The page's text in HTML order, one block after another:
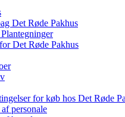
Det Røde Pakhus
Det Røde Pakhus
for køb hos Det Røde
personale